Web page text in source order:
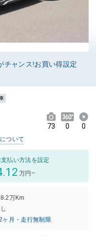
チャンス!お買い得設定
73 0 0
ついて
払い方法を設定
万円~
8.2万Km
ヶ月・走行無制限